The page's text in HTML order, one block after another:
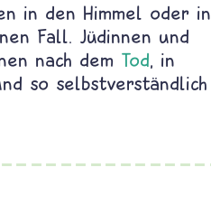
in den Himmel oder in
Fall. Jüdinnen und
nach dem Tod, in
so selbstverständlich